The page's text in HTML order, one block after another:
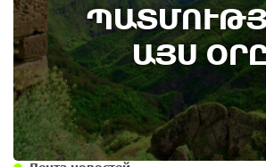
ԱՅՍ
Административный суд
по делу монастыря